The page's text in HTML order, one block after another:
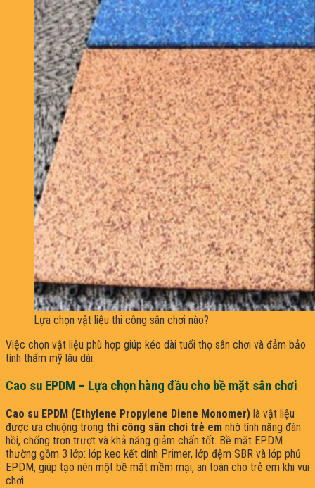
Lựa chọn vật liệu thi công sân chơi nào?
Việc chọn vật liệu phù hợp giúp kéo dài tuổi thọ sân chơi và đảm bảo
tính thẩm mỹ lâu dài.
Cao su EPDM – Lựa chọn hàng đầu cho bề mặt sân chơi
Cao su EPDM (Ethylene Propylene Diene Monomer) là vật liệu
được ưa chuộng trong thi công sân chơi trẻ em nhờ tính năng đàn
hồi, chống trơn trượt và khả năng giảm chấn tốt. Bề mặt EPDM
thường gồm 3 lớp: lớp keo kết dính Primer, lớp đệm SBR và lớp phủ
EPDM, giúp tạo nên một bề mặt mềm mại, an toàn cho trẻ em khi vui
chơi.